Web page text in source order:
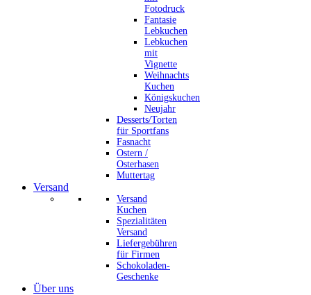
Fotodruck
Fantasie
Lebkuchen
Lebkuchen
mit
Vignette
Weihnachts
Kuchen
Königskuchen
Neujahr
Desserts/Torten
für Sportfans
Fasnacht
Ostern /
Osterhasen
Muttertag
Versand
Versand
Kuchen
Spezialitäten
Versand
Liefergebühren
für Firmen
Schokoladen-
Geschenke
Über uns